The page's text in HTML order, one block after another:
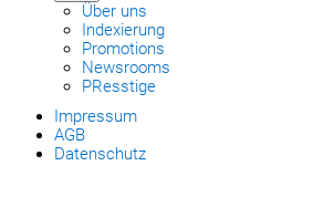
Über uns
Indexierung
Promotions
Newsrooms
PResstige
Impressum
AGB
Datenschutz